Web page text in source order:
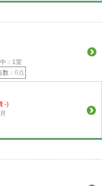
： 1室
数： 0点
-)